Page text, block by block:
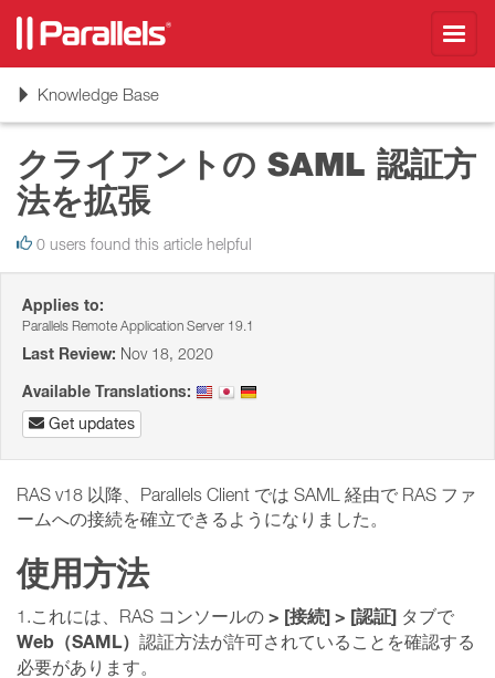
ToggleKnowledge Base
クライアントの SAML 認証方
法を拡張
0 users found this article helpful
Applies to:
Parallels Remote Application Server 19.1
Last Review: Nov 18, 2020
Available Translations:
Get updates
RAS v18 以降、Parallels Client では SAML 経由で RAS ファ
ームへの接続を確立できるようになりました。
使用方法
1.これには、RAS コンソールの > [接続] > [認証] タブで
Web（SAML） 認証方法が許可されていることを確認する
必要があります。